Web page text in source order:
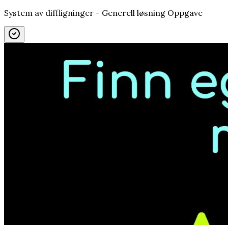
System av diffligninger - Generell løsning Oppgave